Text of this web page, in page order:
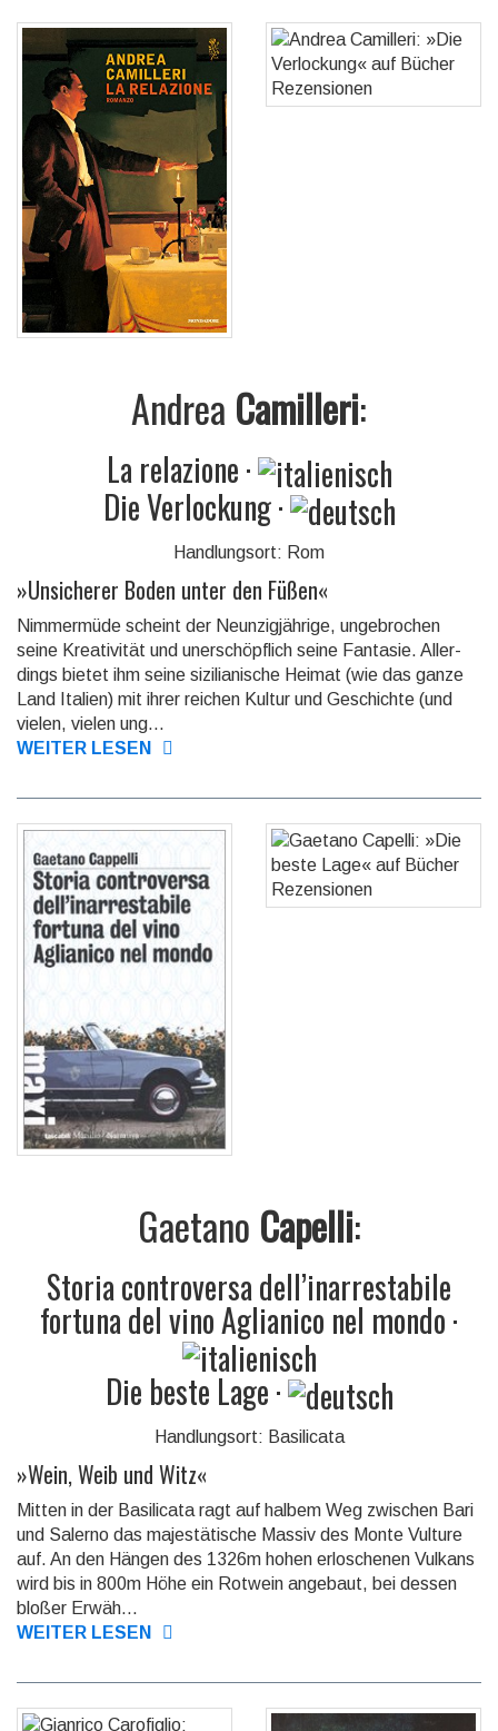
Andrea Camilleri:
La relazione·
Die Verlockung·
Handlungsort: Rom
»Unsicherer Boden unter den Füßen«
Nimmermüde scheint der Neunzigjährige, ungebrochen
seine Kreativität und uner­schöpf­lich seine Fanta­sie. Aller­
dings bietet ihm seine sizilia­nische Heimat (wie das ganze
Land Italien) mit ihrer reichen Kultur und Geschichte (und
vielen, vielen ung...
WEITER LESEN
Gaetano Capelli:
Storia controversa dell’inarrestabile
fortuna del vino Aglianico nel mondo·
Die beste Lage·
Handlungsort: Basilicata
»Wein, Weib und Witz«
Mitten in der Basilicata ragt auf halbem Weg zwi­schen Bari
und Salerno das majestätische Mas­siv des Monte Vulture
auf. An den Hän­gen des 1326m hohen er­losche­nen Vulkans
wird bis in 800m Höhe ein Rot­wein angebaut, bei dessen
bloßer Erwäh...
WEITER LESEN